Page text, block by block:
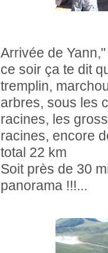
Arrivée de
ce soir ça te dit
tremplin,
arbres, sous les
racines, les
racines, encore
total 22 km
Soit près de 30
panorama !!!...